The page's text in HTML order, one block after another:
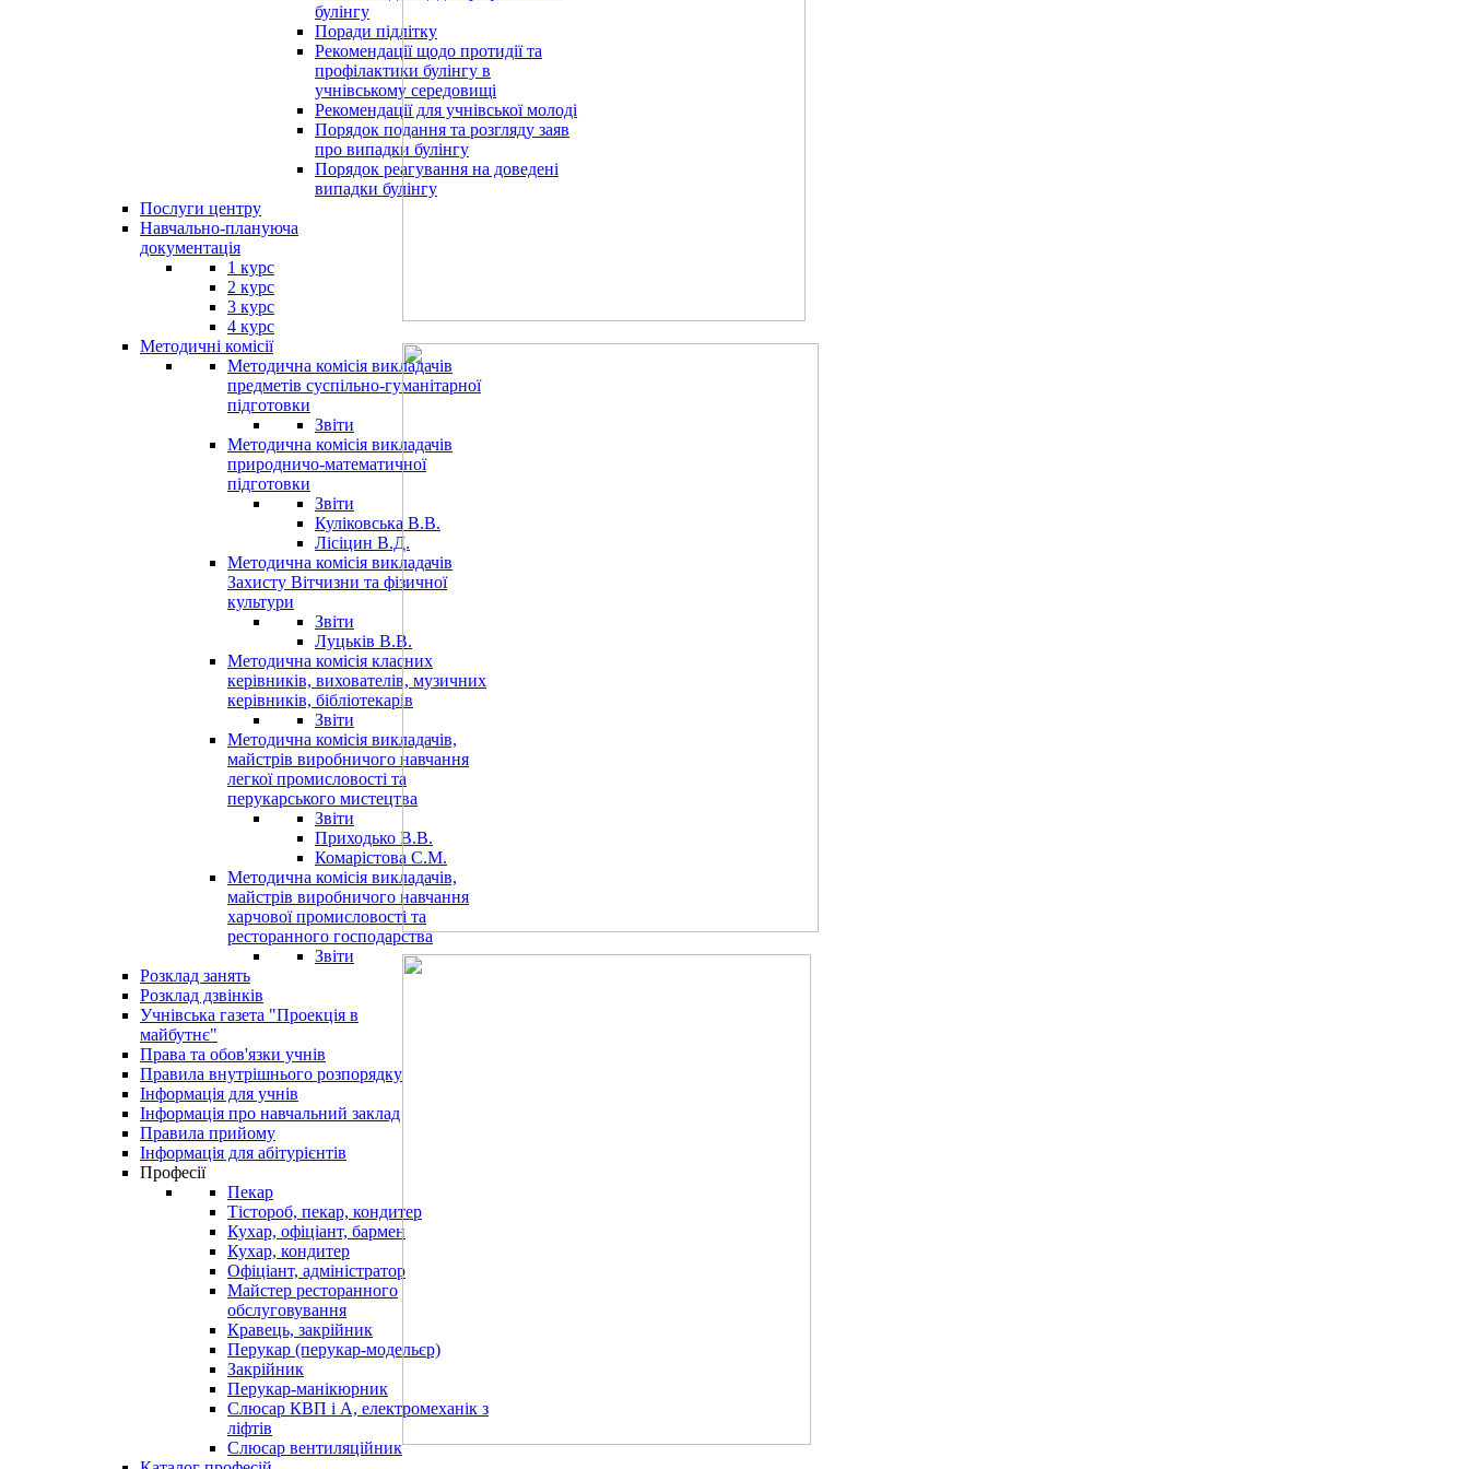
булінгу
Поради підлітку
Рекомендації щодо протидії та
профілактики булінгу в
учнівському середовищі
Рекомендації для учнівської молоді
Порядок подання та розгляду заяв
про випадки булінгу
Порядок реагування на доведені
випадки булінгу
Послуги центру
Навчально-плануюча
документація
1 курс
2 курс
3 курс
4 курс
Методичні комісії
Методична комісія викладачів
предметів суспільно-гуманітарної
підготовки
Звіти
Методична комісія викладачів
природничо-математичної
підготовки
Звіти
Куліковська В.В.
Лісіцин В.Д.
Методична комісія викладачів
Захисту Вітчизни та фізичної
культури
Звіти
Луцьків В.В.
Методична комісія класних
керівників, вихователів, музичних
керівників, бібліотекарів
Звіти
Методична комісія викладачів,
майстрів виробничого навчання
легкої промисловості та
перукарського мистецтва
Звіти
Приходько В.В.
Комарістова С.М.
Методична комісія викладачів,
майстрів виробничого навчання
харчової промисловості та
ресторанного господарства
Звіти
Розклад занять
Розклад дзвінків
Учнівська газета "Проекція в
майбутнє"
Права та обов'язки учнів
Правила внутрішнього розпорядку
Інформація для учнів
Інформація про навчальний заклад
Правила прийому
Інформація для абітурієнтів
Професії
Пекар
Тістороб, пекар, кондитер
Кухар, офіціант, бармен
Кухар, кондитер
Офіціант, адміністратор
Майстер ресторанного
обслуговування
Кравець, закрійник
Перукар (перукар-модельєр)
Закрійник
Перукар-манікюрник
Слюсар КВП і А, електромеханік з
ліфтів
Слюсар вентиляційник